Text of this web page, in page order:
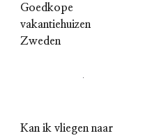
Goedkope
vakantiehuizen
Zweden
Kan ik vliegen naar